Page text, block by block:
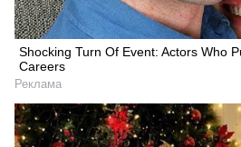
Shocking Turn Of Event: Actors Who
Careers
Реклама